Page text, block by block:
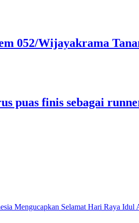
052/Wijayakrama
puas finis sebagai
Mengucapkan Selamat Hari Raya Idul